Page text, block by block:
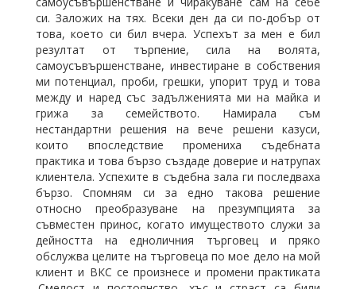
си. Заложих на тях. Всеки ден да си по-добър от
това, което си бил вчера. Успехът за мен е бил
резултат от търпение, сила на волята,
самоусъвършенстване, инвестиране в собствения
ми потенциал, проби, грешки, упорит труд и това
между и наред със задълженията ми на майка и
грижа за семейството. Намирала съм
нестандартни решения на вече решени казуси,
които впоследствие промениха съдебната
практика и това бързо създаде доверие и натрупах
клиентела. Успехите в съдебна зала ги последваха
бързо. Спомням си за едно такова решение
относно преобразуване на презумпцията за
съвместен принос, когато имуществото служи за
дейността на едноличния търговец и пряко
обслужва целите на търговеца по мое дело на мой
клиент и ВКС се произнесе и промени практиката